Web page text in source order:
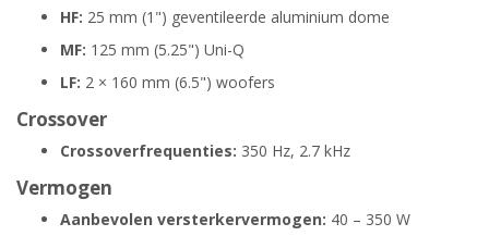
HF: 25 mm (1") geventileerde aluminium dome
MF: 125 mm (5.25") Uni-Q
LF: 2 × 160 mm (6.5") woofers
Crossover
Crossoverfrequenties: 350 Hz, 2.7 kHz
Vermogen
Aanbevolen versterkervermogen: 40 – 350 W